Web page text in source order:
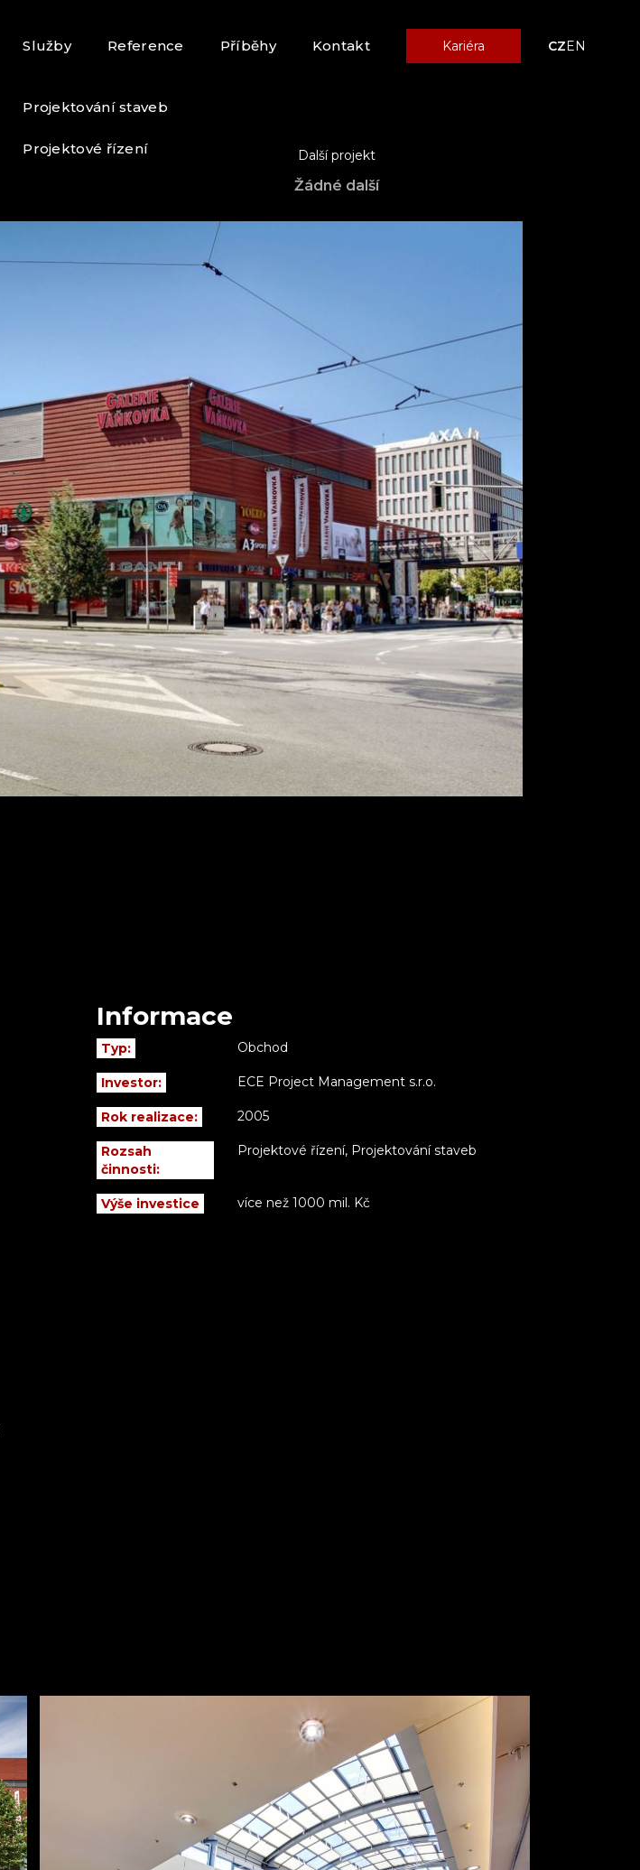
Služby
Projektování staveb
Projektové řízení
Reference Příběhy Kontakt Kariéra CZEN
Další projekt
Žádné další
Informace
Typ: Obchod
Investor: ECE Project Management s.r.o.
Rok realizace: 2005
Rozsah
činnosti:
Projektové řízení, Projektování staveb
Výše investice více než 1000 mil. Kč